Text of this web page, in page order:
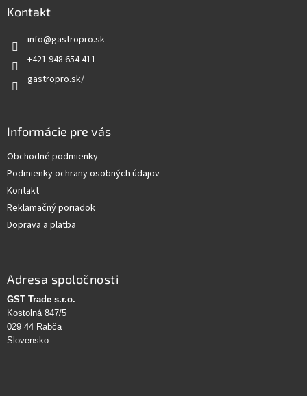
Kontakt
info@gastropro.sk
+421 948 654 411
gastropro.sk/
Informácie pre vás
Obchodné podmienky
Podmienky ochrany osobných údajov
Kontakt
Reklamačný poriadok
Doprava a platba
Adresa spoločnosti
GST Trade s.r.o.
Kostolná 847/5
029 44 Rabča
Slovensko